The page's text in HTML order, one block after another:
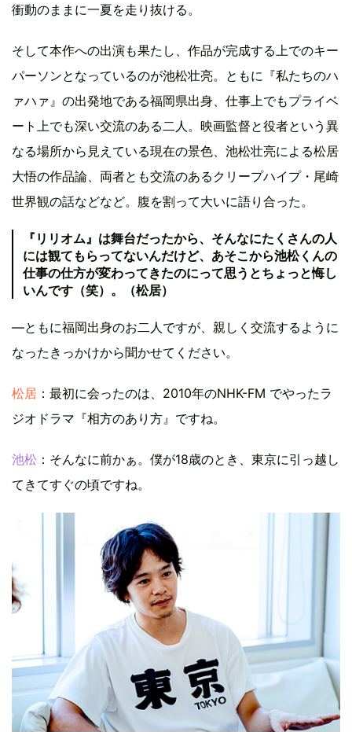
衝動のままに一夏を走り抜ける。
そして本作への出演も果たし、作品が完成する上でのキー
パーソンとなっているのが池松壮亮。ともに『私たちのハ
ァハァ』の出発地である福岡県出身、仕事上でもプライベ
ート上でも深い交流のある二人。映画監督と役者という異
なる場所から見えている現在の景色、池松壮亮による松居
大悟の作品論、両者とも交流のあるクリープハイプ・尾崎
世界観の話などなど。腹を割って大いに語り合った。
『リリオム』は舞台だったから、そんなにたくさんの人
には観てもらってないんだけど、あそこから池松くんの
仕事の仕方が変わってきたのにって思うとちょっと悔し
いんです（笑）。（松居）
―ともに福岡出身のお二人ですが、親しく交流するように
なったきっかけから聞かせてください。
松居 ：最初に会ったのは、2010年のNHK-FM でやったラ
ジオドラマ『相方のあり方』ですね。
池松 ：そんなに前かぁ。僕が18歳のとき、東京に引っ越し
てきてすぐの頃ですね。